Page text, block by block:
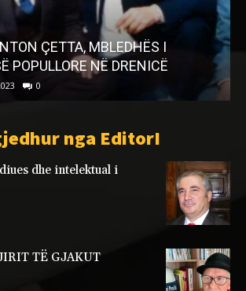
ÇETTA, MBLEDHËS I
POPULLORE NË DRENICË
0
nga EditorI
dhe intelektual i
TË GJAKUT